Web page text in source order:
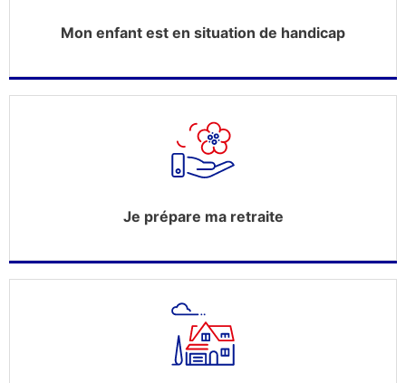
Mon enfant est en situation de handicap
Je prépare ma retraite